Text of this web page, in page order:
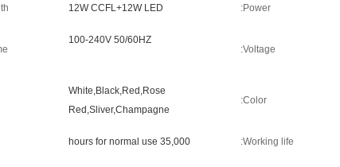
Power:
12W CCFL+12W LED
Voltage:
100-240V 50/60HZ
Color:
White,Black,Red,Rose
Red,Sliver,Champagne
Working life:
35,000 hours for normal use